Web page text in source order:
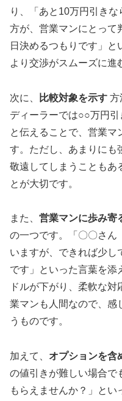
り、「あと10万円引き
方が、営業マンにとって
日決めるつもりです」と
より交渉がスムーズに進
次に、 比較対象を示す 方
ディーラーでは○○万円引
と伝えることで、営業マ
す。ただし、あまりにも
敬遠してしまうこともあ
とが大切です。
また、 営業マンに歩み寄
の一つです。「〇〇さん
いますが、できれば少し
です」といった言葉を添
ドルが下がり、柔軟な
業マンも人間なので、感
うものです。
加えて、 オプションを含
の値引きが難しい場合で
もらえませんか？」と